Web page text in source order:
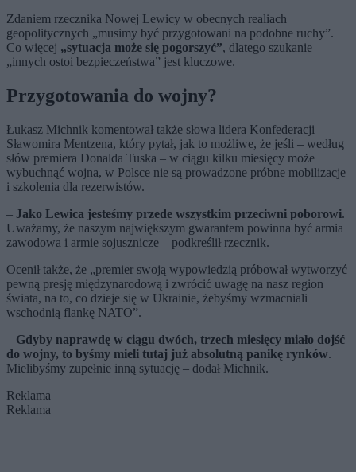
Zdaniem rzecznika Nowej Lewicy w obecnych realiach
geopolitycznych „musimy być przygotowani na podobne ruchy”.
Co więcej „sytuacja może się pogorszyć”, dlatego szukanie
„innych ostoi bezpieczeństwa” jest kluczowe.
Przygotowania do wojny?
Łukasz Michnik komentował także słowa lidera Konfederacji
Sławomira Mentzena, który pytał, jak to możliwe, że jeśli – według
słów premiera Donalda Tuska – w ciągu kilku miesięcy może
wybuchnąć wojna, w Polsce nie są prowadzone próbne mobilizacje
i szkolenia dla rezerwistów.
– Jako Lewica jesteśmy przede wszystkim przeciwni poborowi.
Uważamy, że naszym największym gwarantem powinna być armia
zawodowa i armie sojusznicze – podkreślił rzecznik.
Ocenił także, że „premier swoją wypowiedzią próbował wytworzyć
pewną presję międzynarodową i zwrócić uwagę na nasz region
świata, na to, co dzieje się w Ukrainie, żebyśmy wzmacniali
wschodnią flankę NATO”.
– Gdyby naprawdę w ciągu dwóch, trzech miesięcy miało dojść
do wojny, to byśmy mieli tutaj już absolutną panikę rynków.
Mielibyśmy zupełnie inną sytuację – dodał Michnik.
Reklama
Reklama